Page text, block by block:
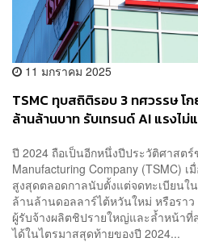
11 มกราคม 2025
TSMC ทุบสถิติรอบ 3 ทศวรรษ โ
ล้านล้านบาท รับเทรนด์ AI แรงไม่
ปี 2024 ถือเป็นอีกหนึ่งปีประวัติศาสตร์
Manufacturing Company (TSMC)
สูงสุดตลอดกาลนับตั้งแต่จดทะเบียนใ
ล้านล้านดอลลาร์ไต้หวันใหม่ หรือรา
ผู้รับจ้างผลิตชิปรายใหญ่และล้ำหน้าที่
ได้ในไตรมาสสุดท้ายของปี 2024...